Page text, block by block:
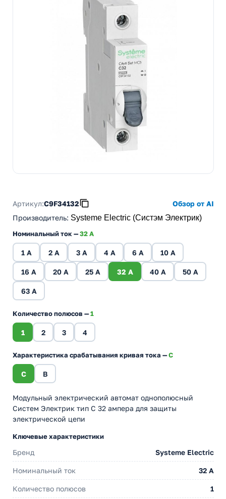
Артикул:C9F34132
Обзор от AI
Производитель: Systeme Electric (Систэм Электрик)
Номинальный ток —32 A
1 A 2 A 3 A 4 A 6 A 10 A
16 A 20 A 25 A 32 A 40 A 50 A
63 A
Количество полюсов —1
1 2 3 4
Характеристика срабатывания кривая тока —C
C B
Модульный электрический автомат однополюсный
Систем Электрик тип С 32 ампера для защиты
электрической цепи
Ключевые характеристики
Бренд Systeme Electric
Номинальный ток 32 A
Количество полюсов 1